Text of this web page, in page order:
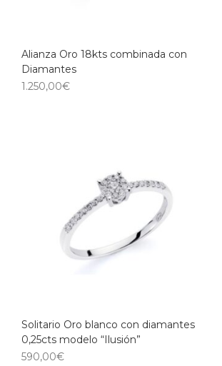
Alianza Oro 18kts combinada con
Diamantes
1.250,00€
Solitario Oro blanco con diamantes
0,25cts modelo “Ilusión”
590,00€